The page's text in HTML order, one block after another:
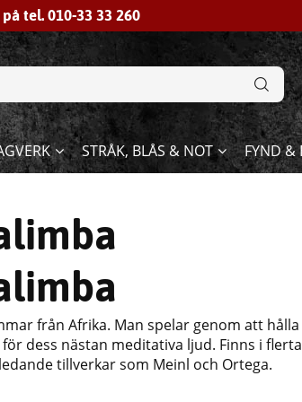
på tel. 010-33 33 260
STRÅK, BLÅS & NOT FYND &
från Afrika. Man spelar genom att
dess nästan meditativa ljud. Finns i
tillverkar som Meinl och Ortega.